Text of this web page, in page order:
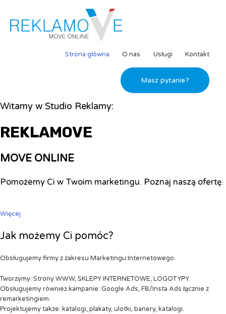
Strona główna O nas Usługi Kontakt
Masz pytanie?
Witamy w Studio Reklamy:
REKLAMOVE
MOVE ONLINE
Pomożemy Ci w Twoim marketingu. Poznaj naszą ofertę.
Więcej
Jak możemy Ci pomóc?
Obsługujemy firmy z zakresu Marketingu Internetowego.
Tworzymy: Strony WWW, SKLEPY INTERNETOWE, LOGOTYPY.
Obsługujemy również kampanie: Google Ads, FB/Insta Ads łącznie z
remarketingiem.
Projektujemy także: katalogi, plakaty, ulotki, banery, katalogi.